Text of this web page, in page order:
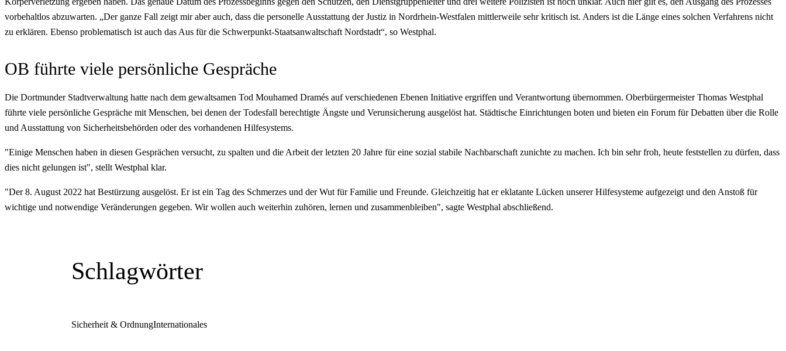
vorbehaltlos abzuwarten. „Der ganze Fall zeigt mir aber auch, dass die personelle Ausstattung der Justiz in Nordrhein-Westfalen mittlerweile sehr kritisch ist. Anders ist die Länge eines solchen Verfahrens nicht
zu erklären. Ebenso problematisch ist auch das Aus für die Schwerpunkt-Staatsanwaltschaft Nordstadt“, so Westphal.
OB führte viele persönliche Gespräche
Die Dortmunder Stadtverwaltung hatte nach dem gewaltsamen Tod Mouhamed Dramés auf verschiedenen Ebenen Initiative ergriffen und Verantwortung übernommen. Oberbürgermeister Thomas Westphal
führte viele persönliche Gespräche mit Menschen, bei denen der Todesfall berechtigte Ängste und Verunsicherung ausgelöst hat. Städtische Einrichtungen boten und bieten ein Forum für Debatten über die Rolle
und Ausstattung von Sicherheitsbehörden oder des vorhandenen Hilfesystems.
"Einige Menschen haben in diesen Gesprächen versucht, zu spalten und die Arbeit der letzten 20 Jahre für eine sozial stabile Nachbarschaft zunichte zu machen. Ich bin sehr froh, heute feststellen zu dürfen, dass
dies nicht gelungen ist", stellt Westphal klar.
"Der 8. August 2022 hat Bestürzung ausgelöst. Er ist ein Tag des Schmerzes und der Wut für Familie und Freunde. Gleichzeitig hat er eklatante Lücken unserer Hilfesysteme aufgezeigt und den Anstoß für
wichtige und notwendige Veränderungen gegeben. Wir wollen auch weiterhin zuhören, lernen und zusammenbleiben", sagte Westphal abschließend.
Schlagwörter
Sicherheit & OrdnungInternationales